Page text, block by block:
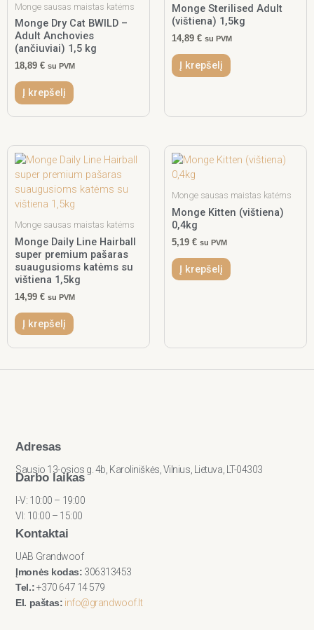
Monge sausas maistas katėms
Monge Dry Cat BWILD –
Adult Anchovies
(ančiuviai) 1,5 kg
18,89 € su PVM
Į krepšelį
Monge Sterilised Adult
(vištiena) 1,5kg
14,89 € su PVM
Į krepšelį
Monge sausas maistas katėms
Monge Daily Line Hairball
super premium pašaras
suaugusioms katėms su
vištiena 1,5kg
14,99 € su PVM
Į krepšelį
Monge sausas maistas katėms
Monge Kitten (vištiena)
0,4kg
5,19 € su PVM
Į krepšelį
Adresas
Sausio 13-osios g. 4b, Karoliniškės, Vilnius, Lietuva, LT-04303
Darbo laikas
I-V: 10:00 – 19:00
VI: 10:00 – 15:00
Kontaktai
UAB Grandwoof
Įmonės kodas: 306313453
Tel.:+370 647 14 579
El. paštas: info@grandwoof.lt